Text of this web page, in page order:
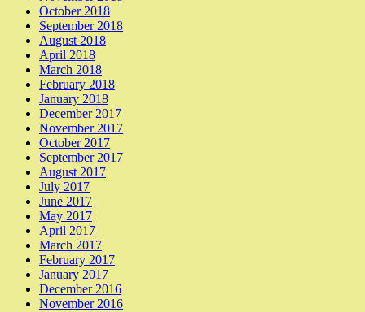
October 2018
September 2018
August 2018
April 2018
March 2018
February 2018
January 2018
December 2017
November 2017
October 2017
September 2017
August 2017
July 2017
June 2017
May 2017
April 2017
March 2017
February 2017
January 2017
December 2016
November 2016